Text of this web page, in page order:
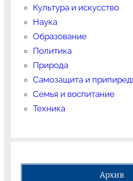
Культура и искусство
Наука
Образование
Политика
Природа
Самозащита и
Семья и воспитание
Техника
Архив